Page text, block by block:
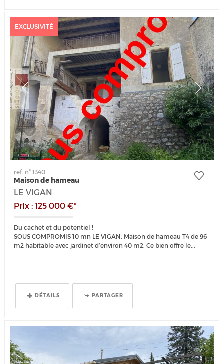
EXCLUSIVITÉ
ref. n° 1340
Maison de hameau
LE VIGAN
Prix : 125 000 €*
Du cachet et du potentiel !
SOUS COMPROMIS 10 mn LE VIGAN. Maison de hameau T4 de 96
m2 habitable avec jardinet d’environ 40 m2. Ce bien offre le...
DÉTAILS PARTAGER